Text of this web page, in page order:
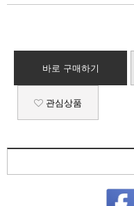
바로 구매하기
관심상품